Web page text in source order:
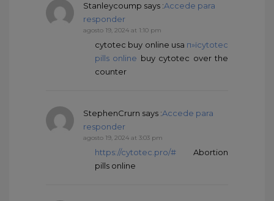
Stanleycoump says :Accede para
responder
agosto 19, 2024 at 1:10 pm
cytotec buy online usa п»їcytotec
pills online buy cytotec over the
counter
StephenCrurn says :Accede para
responder
agosto 19, 2024 at 3:03 pm
https://cytotec.pro/# Abortion
pills online